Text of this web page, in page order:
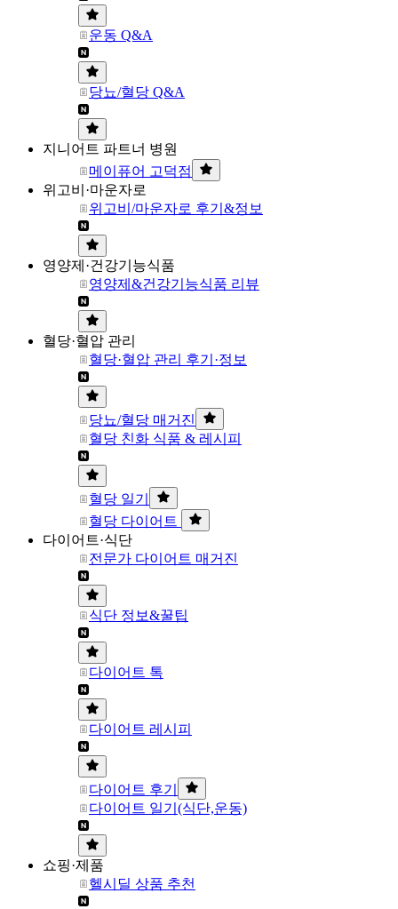
운동 Q&A
당뇨/혈당 Q&A
지니어트 파트너 병원
메이퓨어 고덕점
위고비·마운자로
위고비/마운자로 후기&정보
영양제·건강기능식품
영양제&건강기능식품 리뷰
혈당·혈압 관리
혈당·혈압 관리 후기·정보
당뇨/혈당 매거진
혈당 친화 식품 & 레시피
혈당 일기
혈당 다이어트
다이어트·식단
전문가 다이어트 매거진
식단 정보&꿀팁
다이어트 톡
다이어트 레시피
다이어트 후기
다이어트 일기(식단,운동)
쇼핑·제품
헬시딜 상품 추천